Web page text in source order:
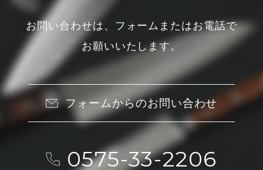
お問い合わせは、フォームまたはお電話で
お願いいたします。
フォームからのお問い合わせ
0575-33-2206